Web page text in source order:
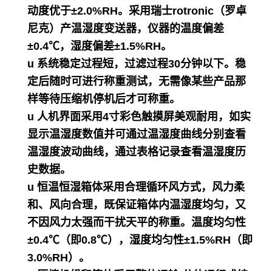
动度优于±2.0%RH。采用瑞士rotronic（罗卓
尼克）产温湿度变送器，仪器的温度偏差
±0.4℃，湿度偏差±1.5%RH。
u 系统稳定过程短，过滤过程30分钟以下。稳
定后随时可进行称重测试，无需像某些产品那
样等待压缩机停机后才可称重。
u 人机界面采用4寸彩色触摸屏美观耐用，如实
显示温湿度数值并可通过温湿度曲线分别查看
温湿度波动曲线，通过表格记录查看温湿度历
史数据。
u 恒温恒湿箱体采用合理循环风方式，风力柔
和、风向合理，既保证箱体内温湿度均匀，又
不因风力太强而干扰天平的称重。温度均匀性
±0.4℃（即0.8℃），湿度均匀性±1.5%RH（即
3.0%RH）。